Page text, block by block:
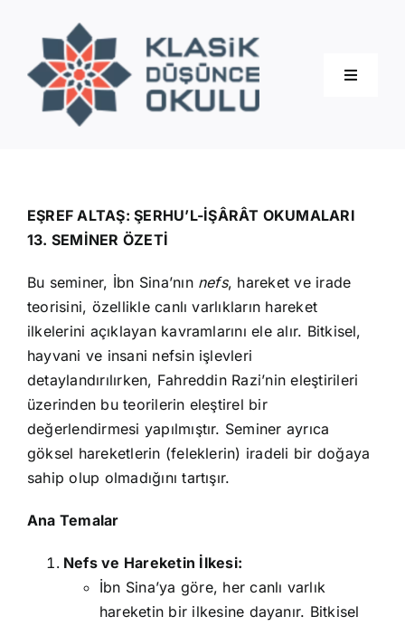
content
Toggle
Eğitimler
İletişim
EŞREF ALTAŞ: ŞERHU’L-İŞÂRÂT OKUMALARI
13. SEMİNER ÖZETİ
Bu seminer, İbn Sina’nın nefs, hareket ve irade
teorisini, özellikle canlı varlıkların hareket
ilkelerini açıklayan kavramlarını ele alır. Bitkisel,
hayvani ve insani nefsin işlevleri
detaylandırılırken, Fahreddin Razi’nin eleştirileri
üzerinden bu teorilerin eleştirel bir
değerlendirmesi yapılmıştır. Seminer ayrıca
göksel hareketlerin (feleklerin) iradeli bir doğaya
sahip olup olmadığını tartışır.
Ana Temalar
Nefs ve Hareketin İlkesi:
İbn Sina’ya göre, her canlı varlık
hareketin bir ilkesine dayanır. Bitkisel